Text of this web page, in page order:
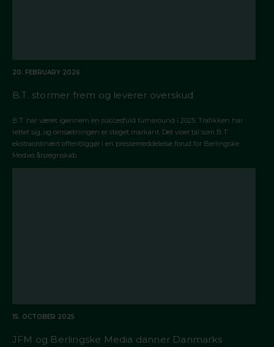
20. FEBRUARY 2026
B.T. stormer frem og leverer overskud
B.T. har været igennem en succesfuld turnaround i 2025. Trafikken har
rettet sig, og omsætningen er steget markant. Det viser tal som B.T.
ekstraordinært offentliggør i en pressemeddelelse forud for Berlingske
Medias årsregnskab.
15. OCTOBER 2025
JFM og Berlingske Media danner Danmarks